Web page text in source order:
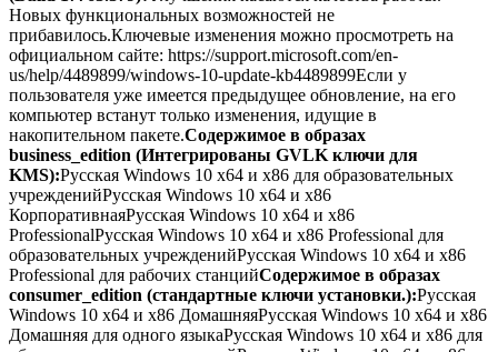
Новых функциональных возможностей не
прибавилось.Ключевые изменения можно просмотреть на
официальном сайте: https://support.microsoft.com/en-
us/help/4489899/windows-10-update-kb4489899Если у
пользователя уже имеется предыдущее обновление, на его
компьютер встанут только изменения, идущие в
накопительном пакете.Содержимое в образах
business_edition (Интегрированы GVLK ключи для
KMS):Русская Windows 10 x64 и x86 для образовательных
учрежденийРусская Windows 10 x64 и x86
КорпоративнаяРусская Windows 10 x64 и x86
ProfessionalРусская Windows 10 x64 и x86 Professional для
образовательных учрежденийРусская Windows 10 x64 и x86
Professional для рабочих станцийСодержимое в образах
consumer_edition (стандартные ключи установки.):Русская
Windows 10 x64 и x86 ДомашняяРусская Windows 10 x64 и x86
Домашняя для одного языкаРусская Windows 10 x64 и x86 для